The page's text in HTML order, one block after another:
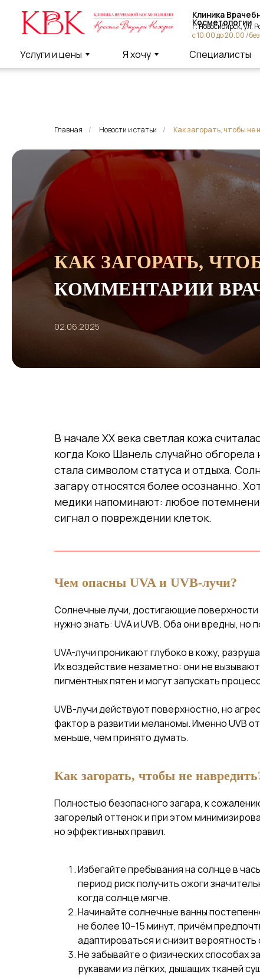
Специалисты
Я хочу
Услуги и цены
г. Новосибирск, ул.
с 10.00 до 20.00 / без
Клиника Врачебной
Косметологии
Главная / Новости и статьи / Как загорать, чтобы не
КАК ЗАГОРАТЬ,
КОММЕНТАРИИ
02.06.2025
В начале XX века светлая кожа
когда Коко Шанель случайно
стала символом статуса и отдыха.
загару относятся более осознанно.
медики напоминают: любое
сигнал о повреждении клеток.
Чем опасны UVA и UVB-лучи?
Солнечные лучи, достигающие поверхности
нужно знать: UVA и UVB. Оба они вредны, но
UVA-лучи проникают глубоко в кожу,
Их воздействие незаметно: они не
пигментных пятен и могут запускать
UVB-лучи действуют поверхностно, но
фактор в развитии меланомы. Именно UVB
меньше, чем принято думать.
Как загорать, чтобы не
Полностью безопасного загара, к
загорелый оттенок и при этом
но эффективных правил.
Избегайте пребывания на солнце в
период риск получить ожоги
когда солнце мягче.
Начинайте солнечные ванны
не более 10−15 минут, причём
адаптироваться и снизит вероятность
Не забывайте о физических способах
рукавами из лёгких, дышащих тканей